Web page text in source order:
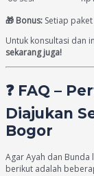
🎁 Bonus: Setiap
Untuk konsultasi dan
sekarang juga!
❓ FAQ –
Diajukan
Bogor
Agar Ayah dan Bunda
berikut adalah